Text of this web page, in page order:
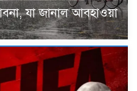
যা জানাল আবহাওয়া